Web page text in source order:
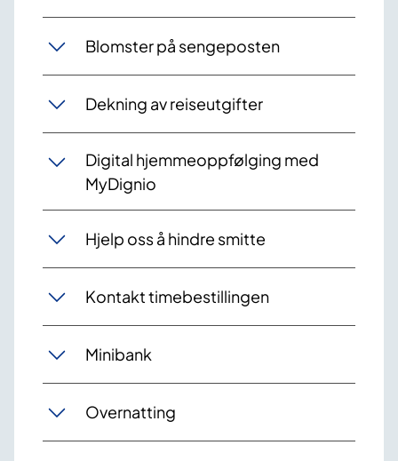
Blomster på sengeposten
Dekning av reiseutgifter
Digital hjemmeoppfølging med
MyDignio
Hjelp oss å hindre smitte
Kontakt timebestillingen
Minibank
Overnatting